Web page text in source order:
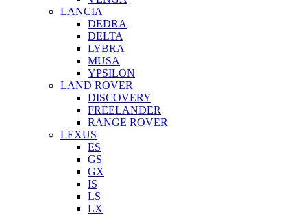
LANCIA
DEDRA
DELTA
LYBRA
MUSA
YPSILON
LAND ROVER
DISCOVERY
FREELANDER
RANGE ROVER
LEXUS
ES
GS
GX
IS
LS
LX